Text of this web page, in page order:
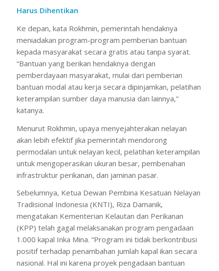
Harus Dihentikan
Ke depan, kata Rokhmin, pemerintah hendaknya
meniadakan program-program pemberian bantuan
kepada masyarakat secara gratis atau tanpa syarat.
“Bantuan yang berikan hendaknya dengan
pemberdayaan masyarakat, mulai dari pemberian
bantuan modal atau kerja secara dipinjamkan, pelatihan
keterampilan sumber daya manusia dan lainnya,”
katanya.
Menurut Rokhmin, upaya menyejahterakan nelayan
akan lebih efektif jika pemerintah mendorong
permodalan untuk nelayan kecil, pelatihan keterampilan
untuk mengoperasikan ukuran besar, pembenahan
infrastruktur perikanan, dan jaminan pasar.
Sebelumnya, Ketua Dewan Pembina Kesatuan Nelayan
Tradisional Indonesia (KNTI), Riza Damanik,
mengatakan Kementerian Kelautan dan Perikanan
(KPP) telah gagal melaksanakan program pengadaan
1.000 kapal Inka Mina. “Program ini tidak berkontribusi
positif terhadap penambahan jumlah kapal ikan secara
nasional. Hal ini karena proyek pengadaan bantuan